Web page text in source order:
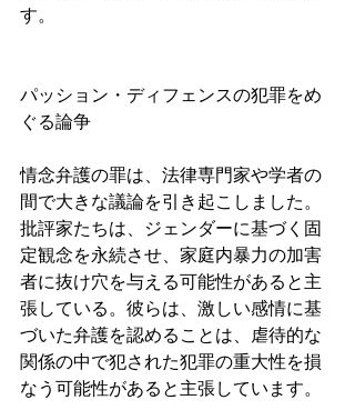
す。
パッション・ディフェンスの犯罪をめ
ぐる論争
情念弁護の罪は、法律専門家や学者の
間で大きな議論を引き起こしました。
批評家たちは、ジェンダーに基づく固
定観念を永続させ、家庭内暴力の加害
者に抜け穴を与える可能性があると主
張している。彼らは、激しい感情に基
づいた弁護を認めることは、虐待的な
関係の中で犯された犯罪の重大性を損
なう可能性があると主張しています。